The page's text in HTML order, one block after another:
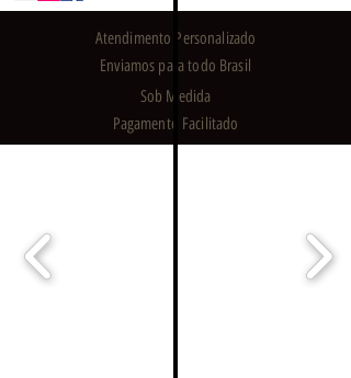
Atendimento Personalizado
Enviamos para todo Brasil
Sob Medida
Pagamento Facilitado